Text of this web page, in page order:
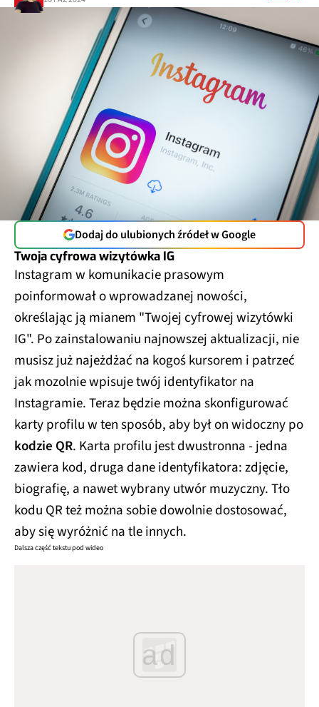
Dodaj do ulubionych źródeł w Google
Twoja cyfrowa wizytówka IG
Instagram w komunikacie prasowym
poinformował o wprowadzanej nowości,
określając ją mianem "Twojej cyfrowej wizytówki
IG". Po zainstalowaniu najnowszej aktualizacji, nie
musisz już najeżdżać na kogoś kursorem i patrzeć
jak mozolnie wpisuje twój identyfikator na
Instagramie. Teraz będzie można skonfigurować
karty profilu w ten sposób, aby był on widoczny po
kodzie QR. Karta profilu jest dwustronna - jedna
zawiera kod, druga dane identyfikatora: zdjęcie,
biografię, a nawet wybrany utwór muzyczny. Tło
kodu QR też można sobie dowolnie dostosować,
aby się wyróżnić na tle innych.
Dalsza część tekstu pod wideo
ad